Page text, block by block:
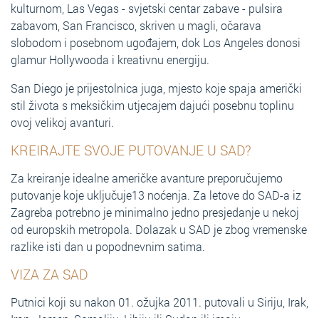
kulturnom, Las Vegas - svjetski centar zabave - pulsira
zabavom, San Francisco, skriven u magli, očarava
slobodom i posebnom ugođajem, dok Los Angeles donosi
glamur Hollywooda i kreativnu energiju.
San Diego je prijestolnica juga, mjesto koje spaja američki
stil života s meksičkim utjecajem dajući posebnu toplinu
ovoj velikoj avanturi.
KREIRAJTE SVOJE PUTOVANJE U SAD?
Za kreiranje idealne američke avanture preporučujemo
putovanje koje uključuje13 noćenja. Za letove do SAD-a iz
Zagreba potrebno je minimalno jedno presjedanje u nekoj
od europskih metropola. Dolazak u SAD je zbog vremenske
razlike isti dan u popodnevnim satima.
VIZA ZA SAD
Putnici koji su nakon 01. ožujka 2011. putovali u Siriju, Irak,